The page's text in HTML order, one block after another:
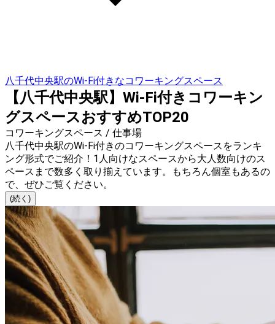
八千代中央駅のWi-Fi付きなコワーキングスペース
【八千代中央駅】Wi-Fi付きコワーキン
グスペースおすすめTOP20
コワーキングスペース / 仕事場
八千代中央駅のWi-Fi付きのコワーキングスペースをランキ
ング形式でご紹介！1人向けなスペースから大人数向けのス
ペースまで数多く取り揃えています。もちろん個室もあるの
で、ぜひご覧ください。
(続く)